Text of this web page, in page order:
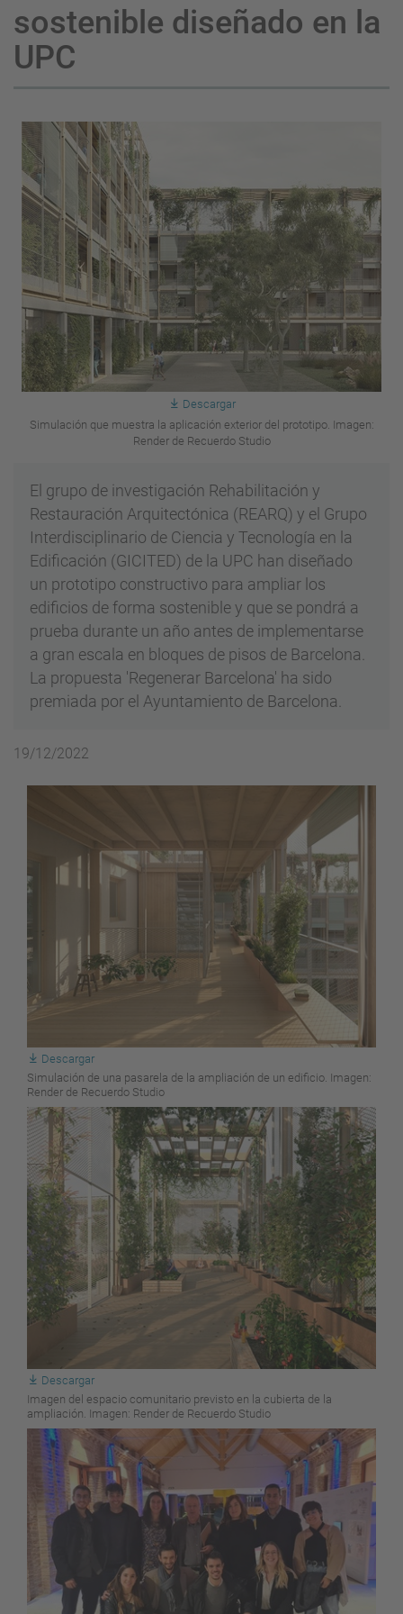
sostenible diseñado en la
UPC
Descargar
Simulación que muestra la aplicación exterior del prototipo. Imagen:
Render de Recuerdo Studio
El grupo de investigación Rehabilitación y
Restauración Arquitectónica (REARQ) y el Grupo
Interdisciplinario de Ciencia y Tecnología en la
Edificación (GICITED) de la UPC han diseñado
un prototipo constructivo para ampliar los
edificios de forma sostenible y que se pondrá a
prueba durante un año antes de implementarse
a gran escala en bloques de pisos de Barcelona.
La propuesta 'Regenerar Barcelona' ha sido
premiada por el Ayuntamiento de Barcelona.
19/12/2022
Descargar
Simulación de una pasarela de la ampliación de un edificio. Imagen:
Render de Recuerdo Studio
Descargar
Imagen del espacio comunitario previsto en la cubierta de la
ampliación. Imagen: Render de Recuerdo Studio